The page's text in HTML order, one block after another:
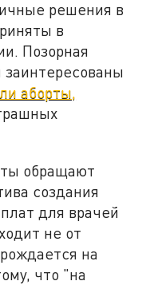
решения в
в
Позорная
заинтересованы
аборты,
обращают
создания
для врачей
не от
на
что "на